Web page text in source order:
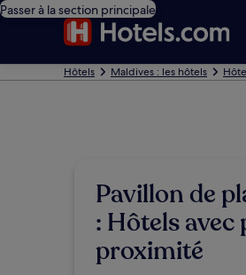
Passer à la section principale
Hôtels Maldives : les hôtels
Pavillon de
: Hôtels avec
proximité